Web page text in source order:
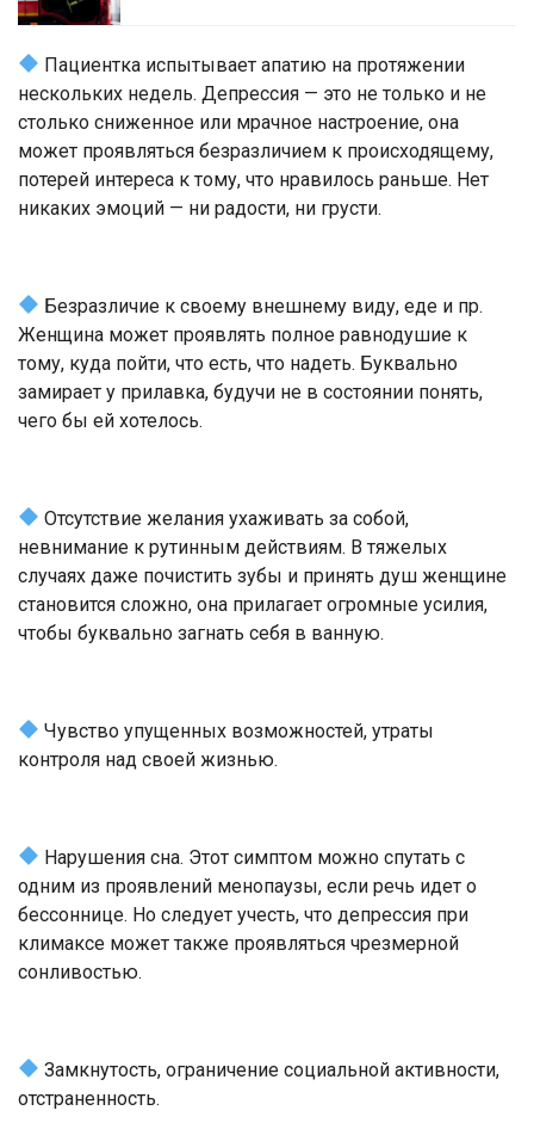
Пациентка испытывает апатию на протяжении
нескольких недель. Депрессия — это не только и не
столько сниженное или мрачное настроение, она
может проявляться безразличием к происходящему,
потерей интереса к тому, что нравилось раньше. Нет
никаких эмоций — ни радости, ни грусти.
Безразличие к своему внешнему виду, еде и пр.
Женщина может проявлять полное равнодушие к
тому, куда пойти, что есть, что надеть. Буквально
замирает у прилавка, будучи не в состоянии понять,
чего бы ей хотелось.
Отсутствие желания ухаживать за собой,
невнимание к рутинным действиям. В тяжелых
случаях даже почистить зубы и принять душ женщине
становится сложно, она прилагает огромные усилия,
чтобы буквально загнать себя в ванную.
Чувство упущенных возможностей, утраты
контроля над своей жизнью.
Нарушения сна. Этот симптом можно спутать с
одним из проявлений менопаузы, если речь идет о
бессоннице. Но следует учесть, что депрессия при
климаксе может также проявляться чрезмерной
сонливостью.
Замкнутость, ограничение социальной активности,
отстраненность.